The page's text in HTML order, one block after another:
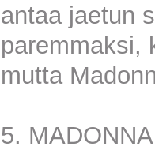
antaa jaetun
paremmaksi,
mutta
5. MADONNA